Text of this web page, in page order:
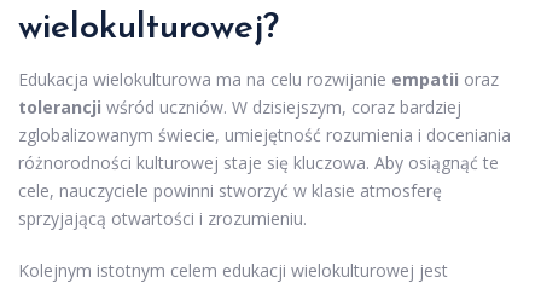
wielokulturowej?
Edukacja wielokulturowa ma na celu rozwijanie empatii oraz
tolerancji wśród uczniów. W dzisiejszym, coraz bardziej
zglobalizowanym świecie, umiejętność rozumienia i doceniania
różnorodności kulturowej staje się kluczowa. Aby osiągnąć te
cele, nauczyciele powinni stworzyć w klasie atmosferę
sprzyjającą otwartości i zrozumieniu.
Kolejnym istotnym celem edukacji wielokulturowej jest